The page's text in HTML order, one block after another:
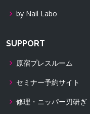
by Nail Labo
SUPPORT
原宿プレスルーム
セミナー予約サイト
修理・ニッパー刃研ぎ